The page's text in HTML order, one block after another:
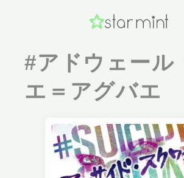
#アドウェール
エ＝アグバエ